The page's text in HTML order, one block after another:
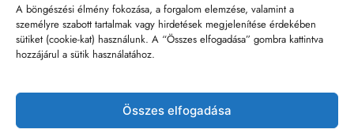
A böngészési élmény fokozása, a forgalom elemzése, valamint a
személyre szabott tartalmak vagy hirdetések megjelenítése érdekében
sütiket (cookie-kat) használunk. A “Összes elfogadása” gombra kattintva
hozzájárul a sütik használatához.
Összes elfogadása